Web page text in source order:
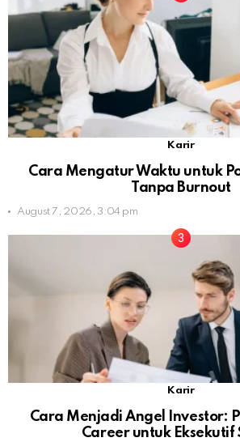
Karir
Cara Mengatur Waktu untuk
Tanpa Burnout
August 7, 2026, 3:04 pm
Karir
Cara Menjadi Angel Investor:
Career untuk Eksekutif